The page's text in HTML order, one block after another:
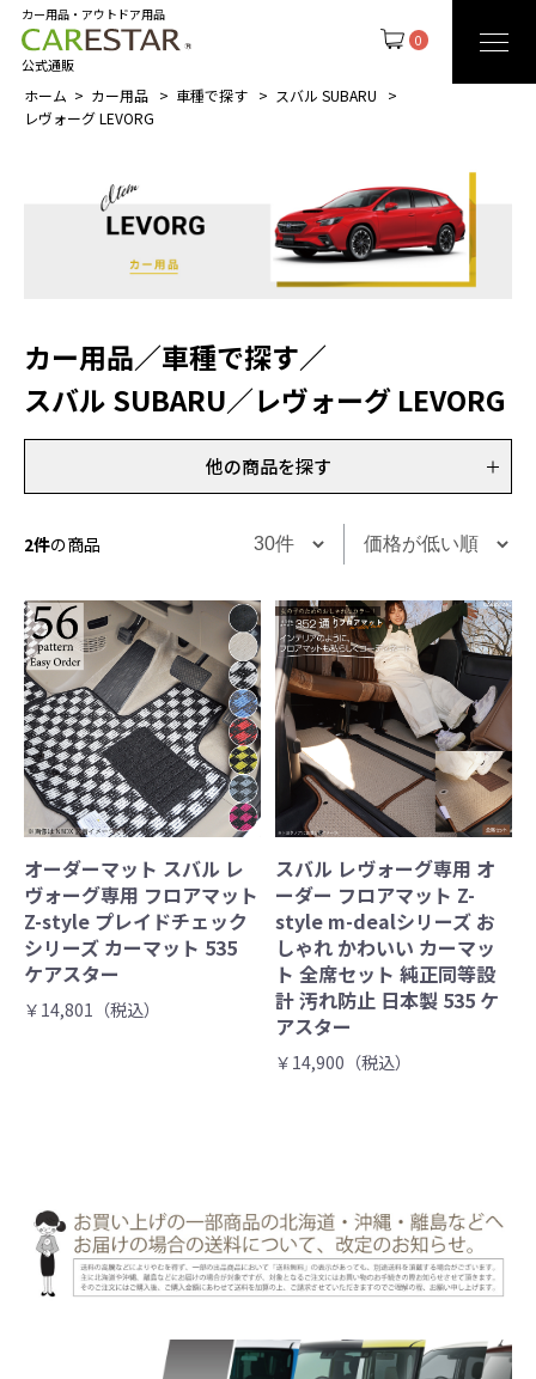
0
カー用品・アウトドア用品
公式通販
ホーム カー用品 車種で探す
スバル SUBARU
レヴォーグ LEVORG
カー用品／車種で探す／
スバル SUBARU／レヴォーグ LEVORG
他の商品を探す
2件の商品
オーダーマット スバル レ
ヴォーグ専用 フロアマット
Z-style プレイドチェック
シリーズ カーマット 535
ケアスター
￥14,801（税込）
スバル レヴォーグ専用 オ
ーダー フロアマット Z-
style m-dealシリーズ お
しゃれ かわいい カーマッ
ト 全席セット 純正同等設
計 汚れ防止 日本製 535 ケ
アスター
￥14,900（税込）